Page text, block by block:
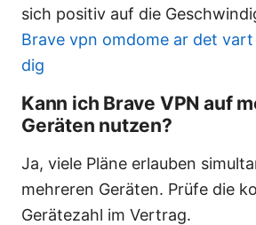
sich positiv auf die
Brave vpn omdome ar det
dig
Kann ich Brave VPN auf
Geräten nutzen?
Ja, viele Pläne erlauben
mehreren Geräten. Prüfe die
Gerätezahl im Vertrag.